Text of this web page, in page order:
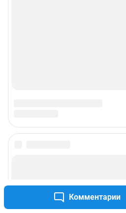
Комментарии